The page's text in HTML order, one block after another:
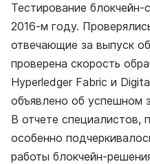
Тестирование
2016-м году.
отвечающие за выпуск
проверена скорость
Hyperledger Fabric и
объявлено об успешном
В отчете специалистов,
особенно
работы блокчейн-